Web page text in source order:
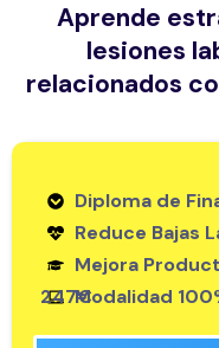
Aprende
lesiones
relacionados
Diploma de
Reduce Bajas
Mejora
Modalidad
247€